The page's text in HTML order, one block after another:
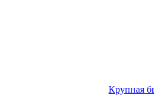
Крупная